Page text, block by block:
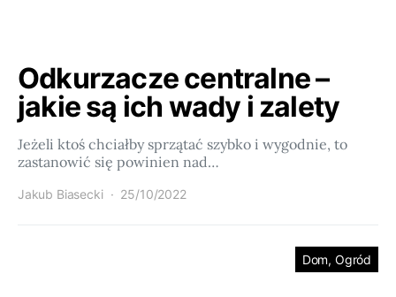
Odkurzacze centralne –
jakie są ich wady i zalety
Jeżeli ktoś chciałby sprzątać szybko i wygodnie, to
zastanowić się powinien nad…
Jakub Biasecki 25/10/2022
Dom, Ogród